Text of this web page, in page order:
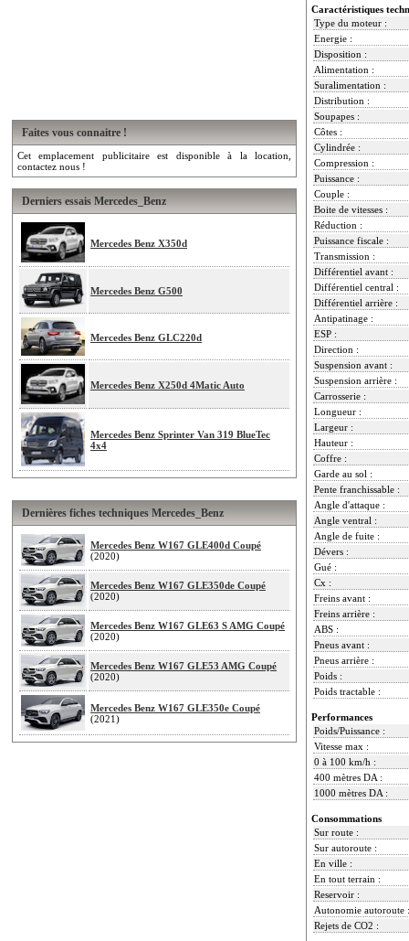
Faites vous connaitre !
Cet emplacement publicitaire est disponible à la location,
contactez nous !
Derniers essais Mercedes_Benz
Mercedes Benz X350d
Mercedes Benz G500
Mercedes Benz GLC220d
Mercedes Benz X250d 4Matic Auto
Mercedes Benz Sprinter Van 319 BlueTec
4x4
Dernières fiches techniques Mercedes_Benz
Mercedes Benz W167 GLE400d Coupé
(2020)
Mercedes Benz W167 GLE350de Coupé
(2020)
Mercedes Benz W167 GLE63 S AMG Coupé
(2020)
Mercedes Benz W167 GLE53 AMG Coupé
(2020)
Mercedes Benz W167 GLE350e Coupé
(2021)
Caractéristiques
Type du moteur :
Energie :
Disposition :
Alimentation :
Suralimentation :
Distribution :
Soupapes :
Côtes :
Cylindrée :
Compression :
Puissance :
Couple :
Boite de vitesses :
Réduction :
Puissance fiscale :
Transmission :
Différentiel avant :
Différentiel central :
Différentiel arrière :
Antipatinage :
ESP :
Direction :
Suspension avant :
Suspension arrière :
Carrosserie :
Longueur :
Largeur :
Hauteur :
Coffre :
Garde au sol :
Pente franchissable :
Angle d'attaque :
Angle ventral :
Angle de fuite :
Dévers :
Gué :
Cx :
Freins avant :
Freins arrière :
ABS :
Pneus avant :
Pneus arrière :
Poids :
Poids tractable :
Performances
Poids/Puissance :
Vitesse max :
0 à 100 km/h :
400 mètres DA :
1000 mètres DA :
Consommations
Sur route :
Sur autoroute :
En ville :
En tout terrain :
Reservoir :
Autonomie autoroute :
Rejets de CO2 :